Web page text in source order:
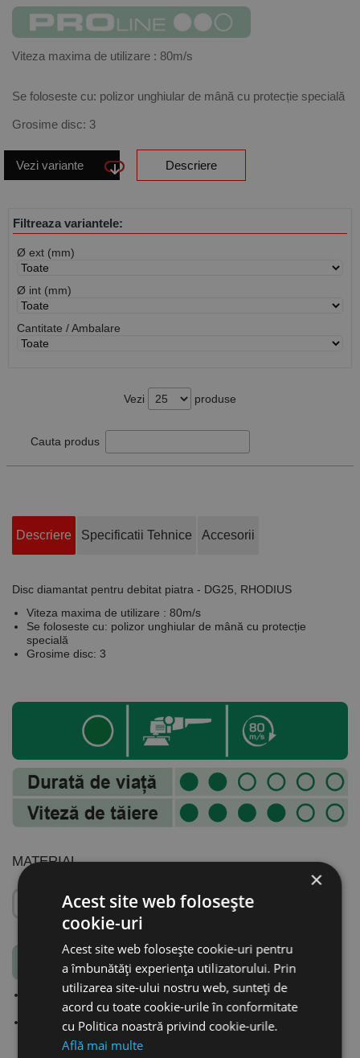
Viteza maxima de utilizare : 80m/s
Se foloseste cu: polizor unghiular de mână cu protecție specială
Grosime disc: 3
Vezi variante Descriere
Filtreaza variantele:
Ø ext (mm)
Ø int (mm)
Cantitate / Ambalare
Vezi produse
Cauta produs
Descriere Specificatii Tehnice Accesorii
Disc diamantat pentru debitat piatra - DG25, RHODIUS
Viteza maxima de utilizare : 80m/s
Se foloseste cu: polizor unghiular de mână cu protecție
specială
Grosime disc: 3
MATERIAL
ProduselePROlinesunt produse concepute pentru cele mai
pretențioase cerințe de calitate și utilizare intensivă.
Oferă un raport preț / performanță foarte bun.
×
Acest site web folosește
cookie-uri
Acest site web folosește cookie-uri pentru
a îmbunătăți experiența utilizatorului. Prin
utilizarea site-ului nostru web, sunteți de
acord cu toate cookie-urile în conformitate
cu Politica noastră privind cookie-urile.
Află mai multe